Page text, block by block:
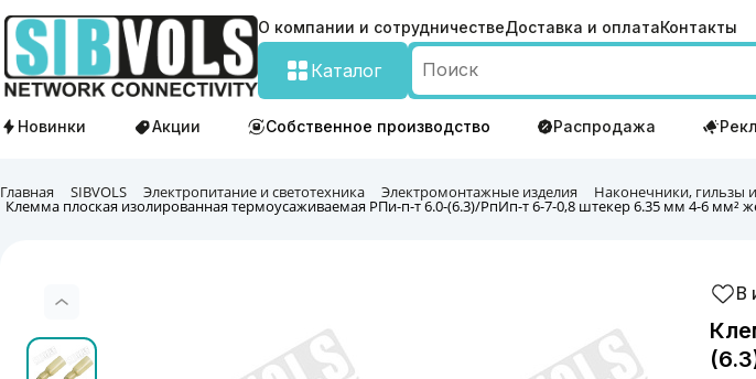
О компании и сотрудничествеДоставка и оплатаКонтакты
Каталог
Новинки Акции Собственное производство Распродажа
Главная SIBVOLS Электропитание и светотехника Электромонтажные изделия Наконечники, гильзы
Клемма плоская изолированная термоусаживаемая РПи-п-т 6.0-(6.3)/РпИп-т 6-7-0,8 штекер 6.35 мм 4-6 мм²
В